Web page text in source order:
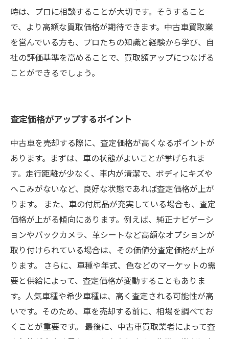
時は、プロに相談することが大切です。そうすること
で、より高額な買取価格が期待できます。中古車買取業
を営んでいる方も、プロたちの知識と経験から学び、自
社の評価基準を高めることで、買取額アップにつなげる
ことができるでしょう。
査定価格がアップするポイント
中古車を売却する際に、査定価格が高くなるポイントが
あります。まずは、車の状態がよいことが挙げられま
す。走行距離が少なく、車内が清潔で、ボディにキズや
へこみがないなど、良好な状態であれば査定価格が上が
ります。 また、車の付属品が充実している場合も、査定
価格が上がる傾向にあります。例えば、純正ナビゲーシ
ョンやバックカメラ、革シートなど高額なオプションが
取り付けられている場合は、その価値分査定価格が上が
ります。 さらに、車種や年式、色などのマーケットの需
要と供給によって、査定価格が変動することもありま
す。人気車種や希少車種は、高く査定される可能性が高
いです。そのため、車を売却する前に、相場を調べてお
くことが重要です。 最後に、中古車買取業者によって査